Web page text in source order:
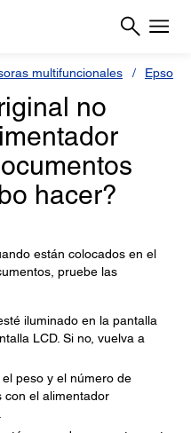
multifuncionales Epson L
no
hacer?
están colocados en el
pruebe las
iluminado en la pantalla
LCD. Si no, vuelva a
peso y el número de
con el alimentador